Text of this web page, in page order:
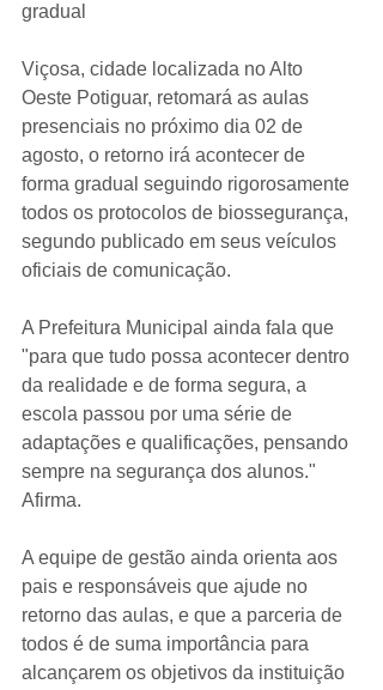
gradual
Viçosa, cidade localizada no Alto
Oeste Potiguar, retomará as aulas
presenciais no próximo dia 02 de
agosto, o retorno irá acontecer de
forma gradual seguindo rigorosamente
todos os protocolos de biossegurança,
segundo publicado em seus veículos
oficiais de comunicação.
A Prefeitura Municipal ainda fala que
"para que tudo possa acontecer dentro
da realidade e de forma segura, a
escola passou por uma série de
adaptações e qualificações, pensando
sempre na segurança dos alunos."
Afirma.
A equipe de gestão ainda orienta aos
pais e responsáveis que ajude no
retorno das aulas, e que a parceria de
todos é de suma importância para
alcançarem os objetivos da instituição